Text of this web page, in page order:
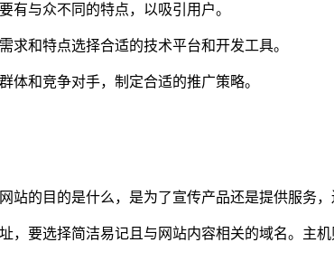
有与众不同的特点，以吸引用户。
求和特点选择合适的技术平台和开发工具。
体和竞争对手，制定合适的推广策略。
站的目的是什么，是为了宣传产品还是提供服务，
，要选择简洁易记且与网站内容相关的域名。主